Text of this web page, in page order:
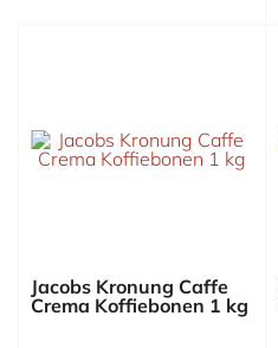
Jacobs Kronung Caffe
Crema Koffiebonen 1 kg